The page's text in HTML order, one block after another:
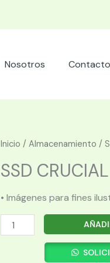
Nosotros Contacto
Inicio / Almacenamiento /
SSD
• Imágenes para fines
SSD
CRUCIAL